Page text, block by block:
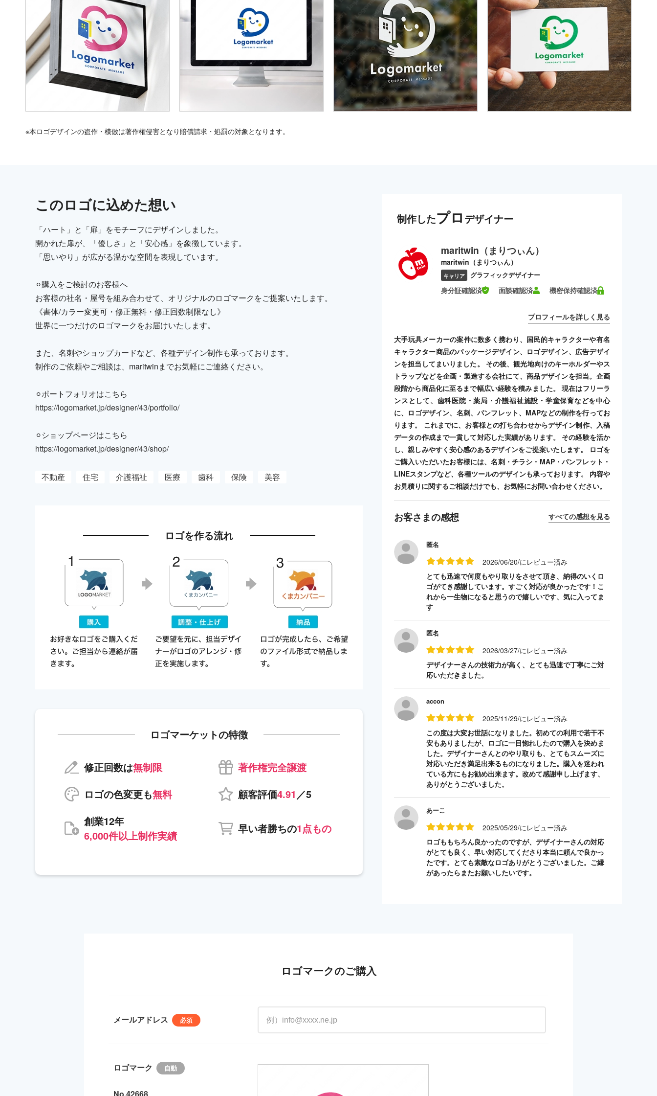
※本ロゴデザインの盗作・模倣は著作権侵害となり賠償請求・処罰の対象となります。
このロゴに込めた想い
「ハート」と「扉」をモチーフにデザインしました。
開かれた扉が、「優しさ」と「安心感」を象徴しています。
「思いやり」が広がる温かな空間を表現しています。
⚪︎購入をご検討のお客様へ
お客様の社名・屋号を組み合わせて、オリジナルのロゴマークをご提案いたします。
《書体/カラー変更可・修正無料・修正回数制限なし》
世界に一つだけのロゴマークをお届けいたします。
また、名刺やショップカードなど、各種デザイン制作も承っております。
制作のご依頼やご相談は、maritwinまでお気軽にご連絡ください。
⚪︎ポートフォリオはこちら
https://logomarket.jp/designer/43/portfolio/
⚪︎ショップページはこちら
https://logomarket.jp/designer/43/shop/
不動産 住宅 介護福祉 医療 歯科 保険 美容
ロゴを作る流れ
ロゴマーケットの特徴
修正回数は無制限
著作権完全譲渡
ロゴの色変更も無料 顧客評価4.91 ／5
創業12年
6,000件以上制作実績
早い者勝ちの1点もの
制作したプロ デザイナー
maritwin（まりつぃん）
maritwin（まりつぃん）
キャリア グラフィックデザイナー
身分証確認済 面談確認済 機密保持確認済
プロフィールを詳しく見る
大手玩具メーカーの案件に数多く携わり、国民的キャラクターや有名
キャラクター商品のパッケージデザイン、ロゴデザイン、広告デザイ
ンを担当してまいりました。 その後、観光地向けのキーホルダーやス
トラップなどを企画・製造する会社にて、商品デザインを担当。企画
段階から商品化に至るまで幅広い経験を積みました。 現在はフリーラ
ンスとして、歯科医院・薬局・介護福祉施設・学童保育などを中心
に、ロゴデザイン、名刺、パンフレット、MAPなどの制作を行ってお
ります。 これまでに、お客様との打ち合わせからデザイン制作、入稿
データの作成まで一貫して対応した実績があります。 その経験を活か
し、親しみやすく安心感のあるデザインをご提案いたします。 ロゴを
ご購入いただいたお客様には、名刺・チラシ・MAP・パンフレット・
LINEスタンプなど、各種ツールのデザインも承っております。 内容や
お見積りに関するご相談だけでも、お気軽にお問い合わせください。
お客さまの感想 すべての感想を見る
匿名
2026/06/20/にレビュー済み
とても迅速で何度もやり取りをさせて頂き、納得のいくロ
ゴがてき感謝しています。すごく対応が良かったです！こ
れから一生物になると思うので嬉しいです、気に入ってま
す
匿名
2026/03/27/にレビュー済み
デザイナーさんの技術力が高く、とても迅速で丁寧にご対
応いただきました。
accon
2025/11/29/にレビュー済み
この度は大変お世話になりました。初めての利用で若干不
安もありましたが、ロゴに一目惚れしたので購入を決めま
した。デザイナーさんとのやり取りも、とてもスムーズに
対応いただき満足出来るものになりました。購入を迷われ
ている方にもお勧め出来ます。改めて感謝申し上げます、
ありがとうございました。
あーこ
2025/05/29/にレビュー済み
ロゴももちろん良かったのですが、デザイナーさんの対応
がとても良く、早い対応してくださり本当に頼んで良かっ
たです。とても素敵なロゴありがとうございました。ご縁
があったらまたお願いしたいです。
ロゴマークのご購入
メールアドレス
ロゴマーク